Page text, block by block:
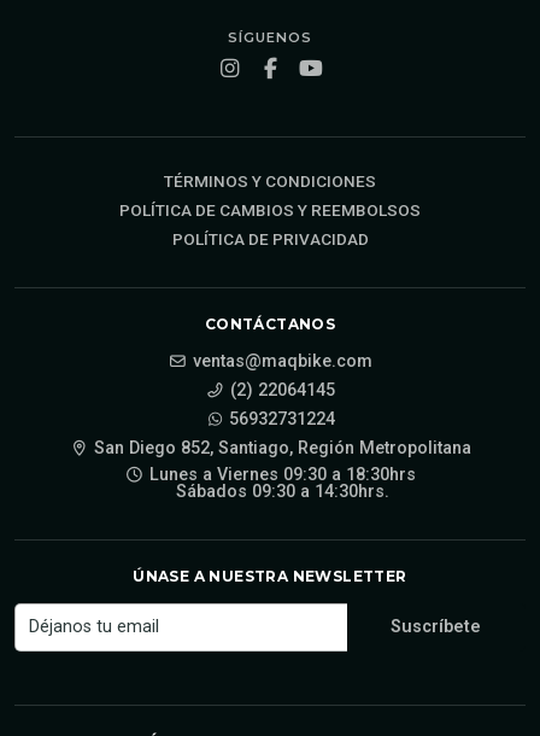
SÍGUENOS
TÉRMINOS Y CONDICIONES
POLÍTICA DE CAMBIOS Y REEMBOLSOS
POLÍTICA DE PRIVACIDAD
CONTÁCTANOS
ventas@maqbike.com
(2) 22064145
56932731224
San Diego 852, Santiago, Región Metropolitana
Lunes a Viernes 09:30 a 18:30hrs
Sábados 09:30 a 14:30hrs.
ÚNASE A NUESTRA NEWSLETTER